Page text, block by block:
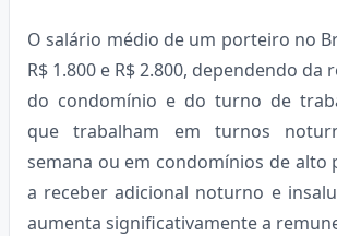
O salário médio de um porteiro no
R$ 1.800 e R$ 2.800, dependendo
do condomínio e do turno de
que trabalham em turnos
semana ou em condomínios de alto
a receber adicional noturno e
aumenta significativamente a